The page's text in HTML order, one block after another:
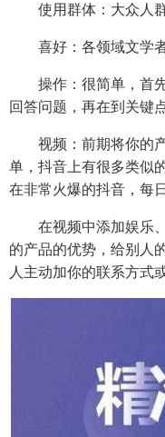
使用群体：大众人群
喜好：各领域文学者
操作：很简单，首先
回答问题，再在到关键
视频：前期将你的产
单，抖音上有很多类似
在非常火爆的抖音，每
在视频中添加娱乐、
的产品的优势，给别人
人主动加你的联系方式